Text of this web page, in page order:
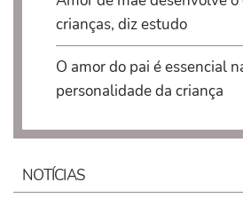
crianças, diz estudo
O amor do pai é essencial
personalidade da criança
NOTÍCIAS